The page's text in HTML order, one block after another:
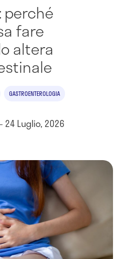
perché
fare
altera
GASTROENTEROLOGIA
Luglio, 2026